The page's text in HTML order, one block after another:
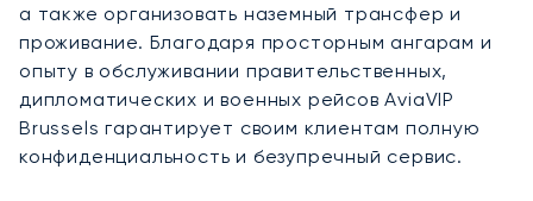
а также организовать наземный трансфер и
проживание. Благодаря просторным ангарам и
опыту в обслуживании правительственных,
дипломатических и военных рейсов AviaVIP
Brussels гарантирует своим клиентам полную
конфиденциальность и безупречный сервис.